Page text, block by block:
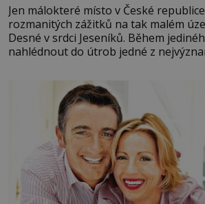
Jen málokteré místo v České
rozmanitých zážitků na tak malém
Desné v srdci Jeseníků. Během
nahlédnout do útrob jedné z
se na koloběžce a den zakončit
Velkých Losinách nebo v termálním